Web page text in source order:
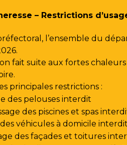
– Restrictions
l’ensemble du
fait suite aux fortes
principales restrictions :
des pelouses interdit
des piscines et spas
des véhicules à domicile interdit
des façades et toitures